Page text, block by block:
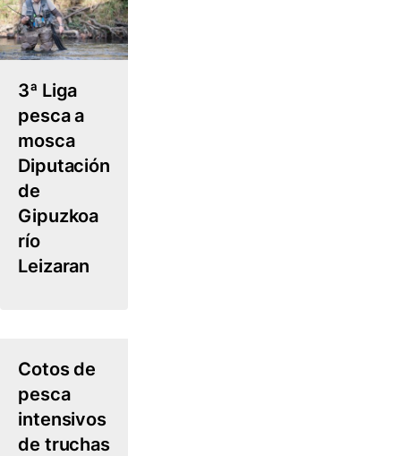
3ª Liga
pesca a
mosca
Diputación
de
Gipuzkoa
río
Leizaran
Cotos de
pesca
intensivos
de truchas